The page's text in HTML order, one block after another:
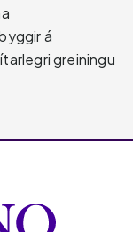
á
greiningu